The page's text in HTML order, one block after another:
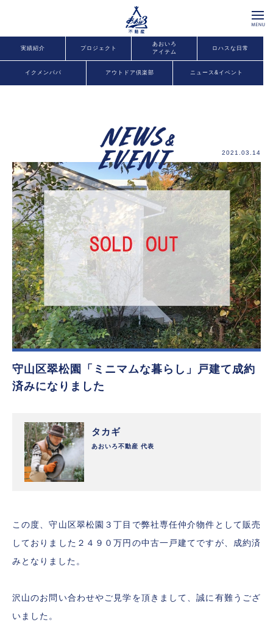
実績紹介 プロジェクト
あおいろ
アイテム
ロハスな日常
イクメンパパ アウトドア倶楽部 ニュース&イベント
2021.03.14
守山区翠松園「ミニマムな暮らし」戸建て成約
済みになりました
タカギ
あおいろ不動産 代表
この度、守山区翠松園３丁目で弊社専任仲介物件として販売
しておりました２４９０万円の中古一戸建てですが、成約済
みとなりました。
沢山のお問い合わせやご見学を頂きまして、誠に有難うござ
いました。